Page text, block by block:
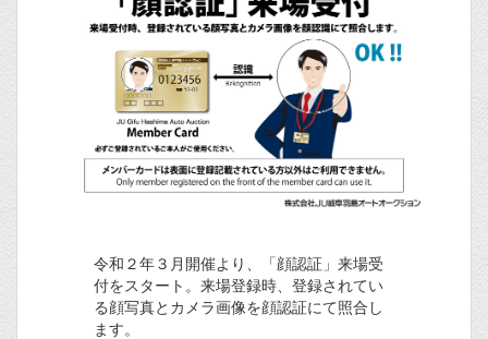
令和２年３月開催より、「顔認証」来場受
付をスタート。来場登録時、登録されてい
る顔写真とカメラ画像を顔認証にて照合し
ます。